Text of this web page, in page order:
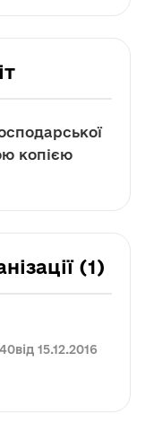
копією
(1)
від 15.12.2016